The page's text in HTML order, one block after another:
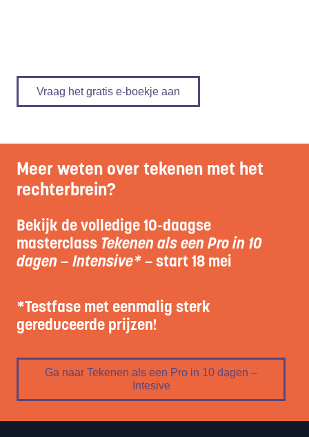
Vraag het gratis e-boekje aan
Meer weten over tekenen met het
rechterbrein?
Bekijk de volledige 10-daagse
masterclass Tekenen als een Pro in 10
dagen – Intensive* – start 18 mei
*Testfase met eenmalig sterk
gereduceerde prijzen!
Ga naar Tekenen als een Pro in 10 dagen –
Intesive